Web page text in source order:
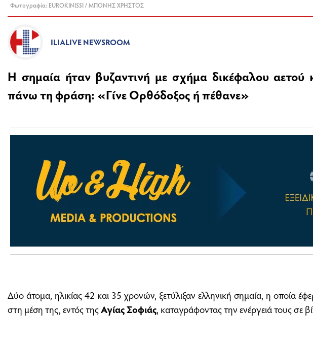
Φωτογραφία: EUROKINISSI / ΜΠΟΝΗΣ ΧΡΗΣΤΟΣ
ILIALIVE NEWSROOM
Η σημαία ήταν βυζαντινή με σχήμα δικέφαλου αετού
πάνω τη φράση: «Γίνε Ορθόδοξος ή πέθανε»
Δύο άτομα, ηλικίας 42 και 35 χρονών, ξετύλιξαν ελληνική σημαία, η οποία
στη μέση της, εντός τηςΑγίας Σοφιάς, καταγράφοντας την ενέργειά τους σε